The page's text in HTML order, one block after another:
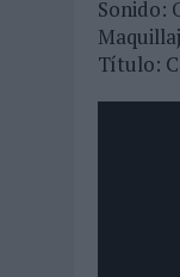
Sonido:
Título: